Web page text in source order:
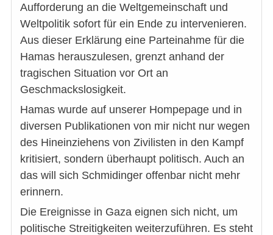
Aufforderung an die Weltgemeinschaft und
Weltpolitik sofort für ein Ende zu intervenieren.
Aus dieser Erklärung eine Parteinahme für die
Hamas herauszulesen, grenzt anhand der
tragischen Situation vor Ort an
Geschmackslosigkeit.
Hamas wurde auf unserer Hompepage und in
diversen Publikationen von mir nicht nur wegen
des Hineinziehens von Zivilisten in den Kampf
kritisiert, sondern überhaupt politisch. Auch an
das will sich Schmidinger offenbar nicht mehr
erinnern.
Die Ereignisse in Gaza eignen sich nicht, um
politische Streitigkeiten weiterzuführen. Es steht